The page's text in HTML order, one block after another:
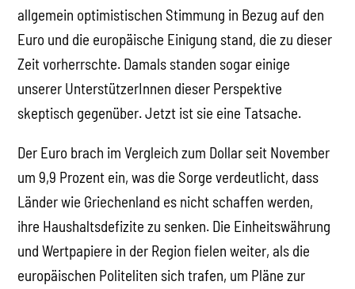
allgemein optimistischen Stimmung in Bezug auf den
Euro und die europäische Einigung stand, die zu dieser
Zeit vorherrschte. Damals standen sogar einige
unserer UnterstützerInnen dieser Perspektive
skeptisch gegenüber. Jetzt ist sie eine Tatsache.
Der Euro brach im Vergleich zum Dollar seit November
um 9,9 Prozent ein, was die Sorge verdeutlicht, dass
Länder wie Griechenland es nicht schaffen werden,
ihre Haushaltsdefizite zu senken. Die Einheitswährung
und Wertpapiere in der Region fielen weiter, als die
europäischen Politeliten sich trafen, um Pläne zur